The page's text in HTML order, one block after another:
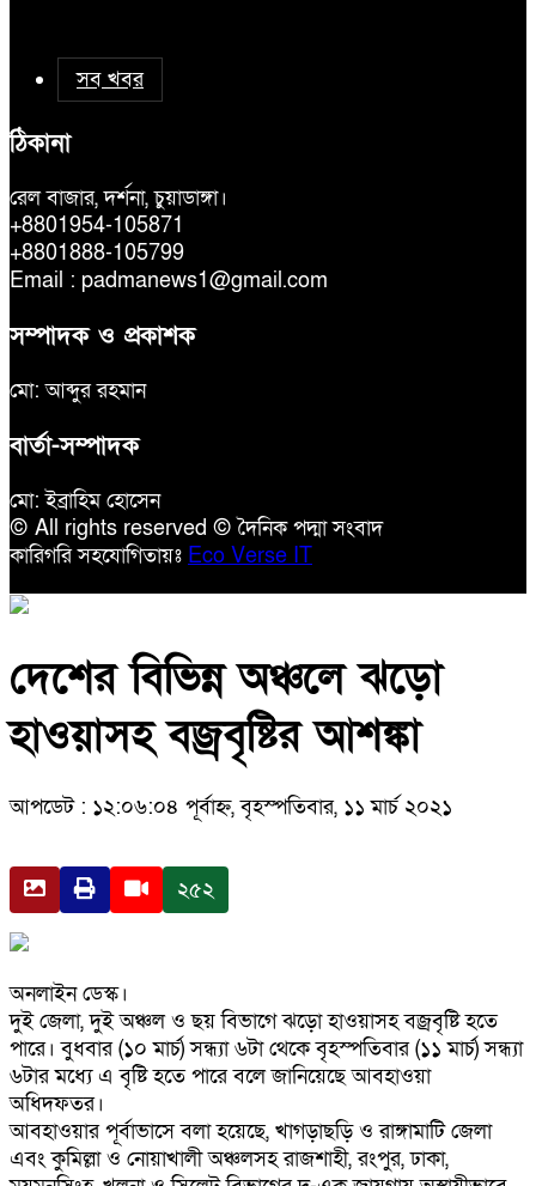
সব খবর
ঠিকানা
রেল বাজার, দর্শনা, চুয়াডাঙ্গা।
+8801954-105871
+8801888-105799
Email : padmanews1@gmail.com
সম্পাদক ও প্রকাশক
মো: আব্দুর রহমান
বার্তা-সম্পাদক
মো: ইব্রাহিম হোসেন
© All rights reserved © দৈনিক পদ্মা সংবাদ
কারিগরি সহযোগিতায়ঃ Eco Verse IT
দেশের বিভিন্ন অঞ্চলে ঝড়ো
হাওয়াসহ বজ্রবৃষ্টির আশঙ্কা
আপডেট : ১২:০৬:০৪ পূর্বাহ্ন, বৃহস্পতিবার, ১১ মার্চ ২০২১
২৫২
অনলাইন ডেস্ক।
দুই জেলা, দুই অঞ্চল ও ছয় বিভাগে ঝড়ো হাওয়াসহ বজ্রবৃষ্টি হতে
পারে। বুধবার (১০ মার্চ) সন্ধ্যা ৬টা থেকে বৃহস্পতিবার (১১ মার্চ) সন্ধ্যা
৬টার মধ্যে এ বৃষ্টি হতে পারে বলে জানিয়েছে আবহাওয়া
অধিদফতর।
আবহাওয়ার পূর্বাভাসে বলা হয়েছে, খাগড়াছড়ি ও রাঙ্গামাটি জেলা
এবং কুমিল্লা ও নোয়াখালী অঞ্চলসহ রাজশাহী, রংপুর, ঢাকা,